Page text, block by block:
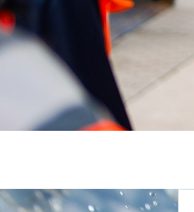
anzeigen/schließen